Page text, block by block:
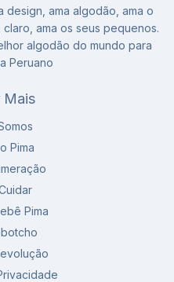
design, ama algodão, ama o
ama os seus pequenos.
algodão do mundo para
Peruano
Mais
Pima
Pima